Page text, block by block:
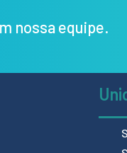
nossa equipe.